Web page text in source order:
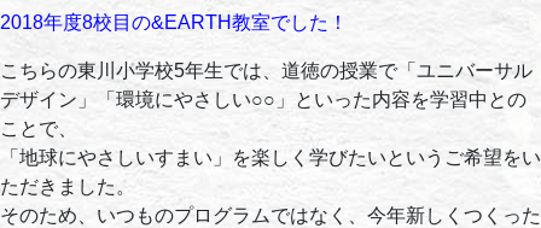
2018年度8校目の&EARTH教室でした！
こちらの東川小学校5年生では、道徳の授業で「ユニバーサル
デザイン」「環境にやさしい○○」といった内容を学習中との
ことで、
「地球にやさしいすまい」を楽しく学びたいというご希望をい
ただきました。
そのため、いつものプログラムではなく、今年新しくつくった